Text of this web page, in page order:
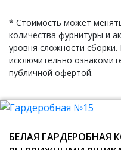
* Стоимость может
количества фурнитуры и
уровня сложности
исключительно
публичной офертой.
БЕЛАЯ